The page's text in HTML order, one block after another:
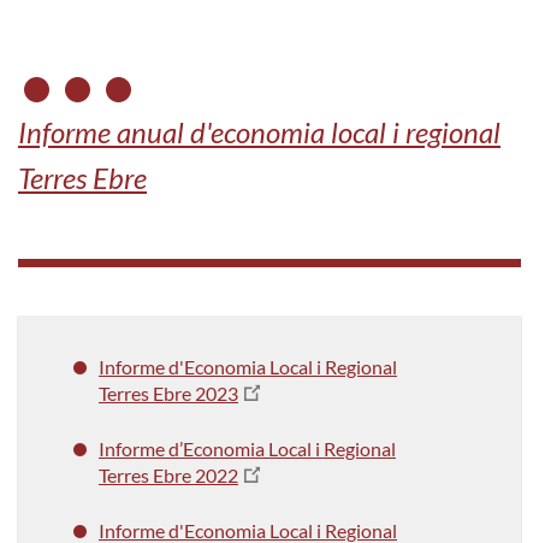
Informe anual d'economia local i regional
Terres Ebre
Informe d'Economia Local i Regional
Terres Ebre 2023
Informe d’Economia Local i Regional
Terres Ebre 2022
Informe d'Economia Local i Regional